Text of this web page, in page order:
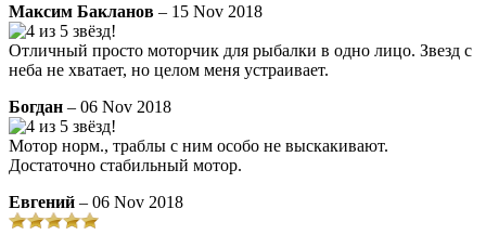
Максим Бакланов – 15 Nov 2018
Отличный просто моторчик для рыбалки в одно лицо. Звезд с
неба не хватает, но целом меня устраивает.
Богдан – 06 Nov 2018
Мотор норм., траблы с ним особо не выскакивают.
Достаточно стабильный мотор.
Евгений – 06 Nov 2018